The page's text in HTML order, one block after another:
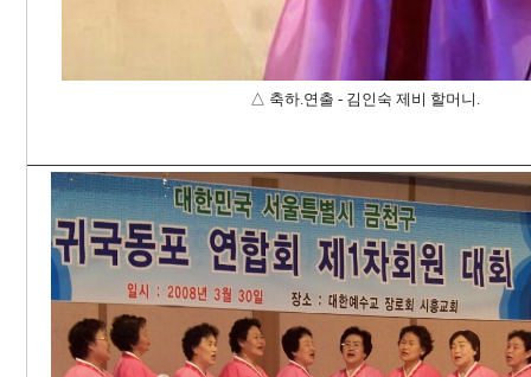
△ 축하.연출 - 김인숙 제비 할머니.